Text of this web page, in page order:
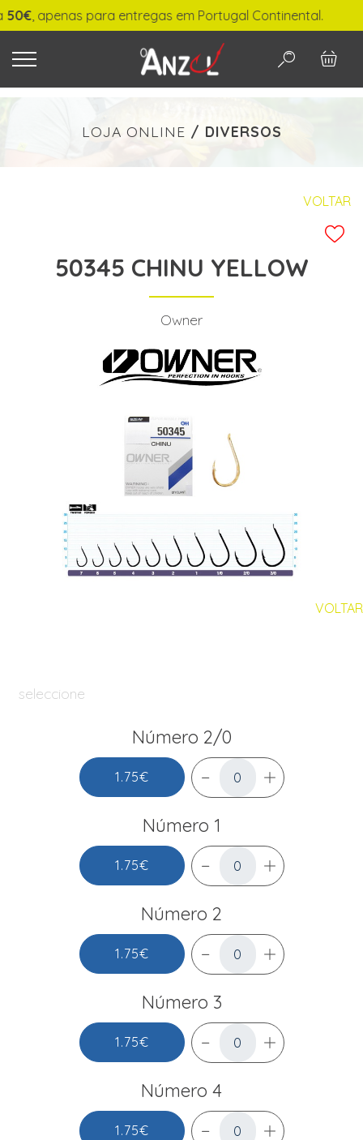
O QUE PROCURA?
PESQUISAR
, apenas para entregas em Portugal Continental.
LOJA ONLINE / DIVERSOS
VOLTAR
50345 CHINU YELLOW
Owner
VOLTAR
seleccione
Número 2/0
1.75€
Número 1
1.75€
Número 2
1.75€
Número 3
1.75€
Número 4
1.75€